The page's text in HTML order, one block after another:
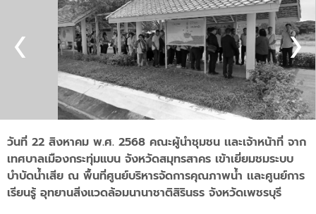
วันที่ 22 สิงหาคม พ.ศ. 2568 คณะผู้นำชุมชน เเละเจ้าหน้าที่ จาก
เทศบาลเมืองกระทุ่มแบน จังหวัดสมุทรสาคร เข้าเยี่ยมชมระบบ
บำบัดน้ำเสีย ณ พื้นที่ศูนย์บริหารจัดการคุณภาพน้ำ เเละศูนย์การ
เรียนรู้ อุทยานสิ่งแวดล้อมนานาชาติสิรินธร จังหวัดเพชรบุรี